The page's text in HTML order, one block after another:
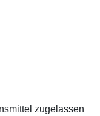
zugelassen